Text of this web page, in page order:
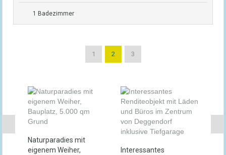
1 Badezimmer
1 2 3
Naturparadies mit
eigenem Weiher,
Interessantes